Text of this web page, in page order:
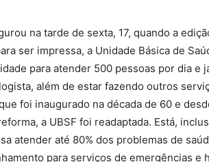
na tarde de sexta, 17, quando a
ser impressa, a Unidade Básica de
para atender 500 pessoas por dia e
além de estar fazendo outros
foi inaugurado na década de 60 e
a UBSF foi readaptada. Está,
atender até 80% dos problemas de
para serviços de emergências e